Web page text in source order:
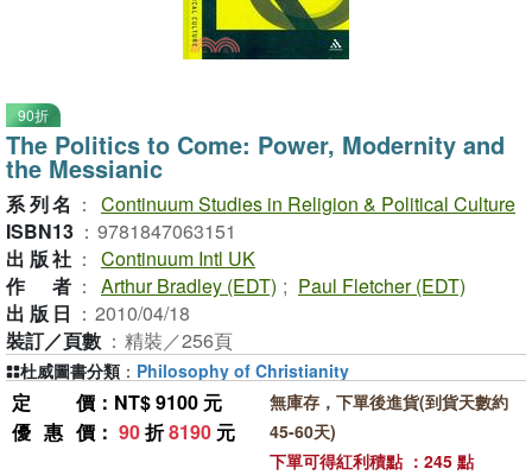
90折
The Politics to Come: Power, Modernity and
the Messianic
系列名 ： Continuum Studies in Religion & Political Culture
ISBN13 ： 9781847063151
出版社 ： Continuum Intl UK
作者 ： Arthur Bradley (EDT) ; Paul Fletcher (EDT)
出版日 ： 2010/04/18
裝訂／頁數 ： 精裝／256頁
定價 ：NT$ 9100 元
優惠價 ： 90折8190 元
無庫存，下單後進貨(到貨天數約
45-60天)
下單可得紅利積點 ：245 點
杜威圖書分類 ： Philosophy of Christianity